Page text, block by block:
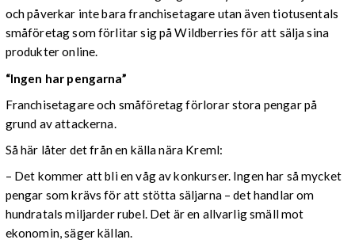
och påverkar inte bara franchisetagare utan även tiotusentals
småföretag som förlitar sig på Wildberries för att sälja sina
produkter online.
“Ingen har pengarna”
Franchisetagare och småföretag förlorar stora pengar på
grund av attackerna.
Så här låter det från en källa nära Kreml:
– Det kommer att bli en våg av konkurser. Ingen har så mycket
pengar som krävs för att stötta säljarna – det handlar om
hundratals miljarder rubel. Det är en allvarlig smäll mot
ekonomin, säger källan.